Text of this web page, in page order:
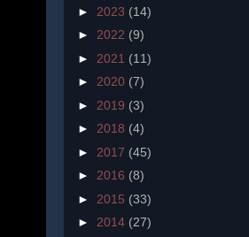
► 2023 (14)
► 2022 (9)
► 2021 (11)
► 2020 (7)
► 2019 (3)
► 2018 (4)
► 2017 (45)
► 2016 (8)
► 2015 (33)
► 2014 (27)